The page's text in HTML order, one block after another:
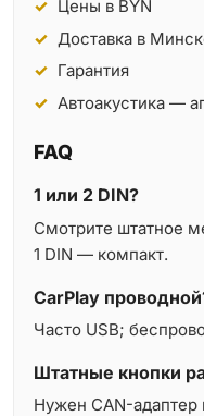
Цены в BYN
Доставка в
Гарантия
Автоакустика —
FAQ
1 или 2 DIN?
Смотрите штатное
1 DIN — компакт.
CarPlay
Часто USB;
Штатные кнопки
Нужен CAN-